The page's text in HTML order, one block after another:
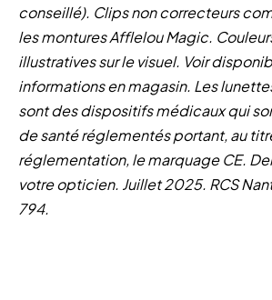
conseillé). Clips non correcteurs
les montures Afflelou Magic.
illustratives sur le visuel. Voir
informations en magasin. Les
sont des dispositifs médicaux qui
de santé réglementés portant, au
réglementation, le marquage CE.
votre opticien. Juillet 2025. RCS
794.